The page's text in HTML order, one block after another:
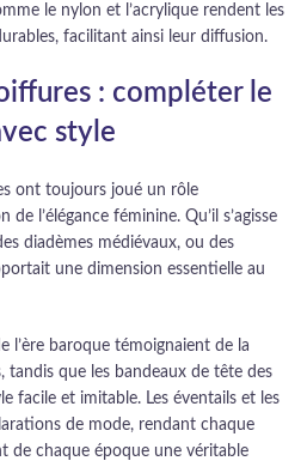
le nylon et l’acrylique rendent les
facilitant ainsi leur diffusion.
: compléter le
style
ont toujours joué un rôle
l’élégance féminine. Qu’il s’agisse
diadèmes médiévaux, ou des
une dimension essentielle au
l’ère baroque témoignaient de la
tandis que les bandeaux de tête des
facile et imitable. Les éventails et les
de mode, rendant chaque
de chaque époque une véritable